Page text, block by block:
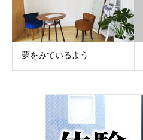
夢をみているよう